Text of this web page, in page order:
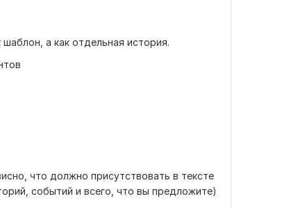
а как отдельная история.
что должно присутствовать в тексте
событий и всего, что вы предложите)